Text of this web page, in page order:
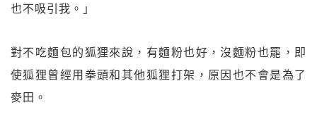
也不吸引我。」
對不吃麵包的狐狸來說，有麵粉也好，沒麵粉也罷，即
使狐狸曾經用拳頭和其他狐狸打架，原因也不會是為了
麥田。